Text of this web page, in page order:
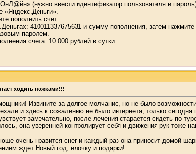
(нужно ввести идентификатор пользователя и
«Яндекс.Деньги».
пополнить счет.
410011337675631 и сумму пополнения, затем
паролем.
счета: 10 000 рублей в сутки.
ходить ножками!!!
Извините за долгое молчание, но не было
и здесь к сожалению не было интернета, только сегодня
замечательно, после лечения старается сидеть по
она уверенней контролирует себя и движения рук тоже
очень нравится снег и каждый раз она приносит домой
ждет Новый год, елочку и подарки!